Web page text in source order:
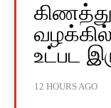
உட்பட
12 HOURS AGO